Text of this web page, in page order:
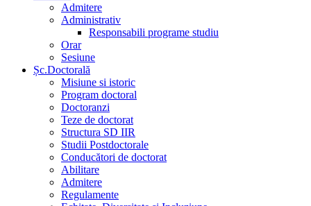
Admitere
Administrativ
Responsabili programe studiu
Orar
Sesiune
Șc.Doctorală
Misiune si istoric
Program doctoral
Doctoranzi
Teze de doctorat
Structura SD IIR
Studii Postdoctorale
Conducători de doctorat
Abilitare
Admitere
Regulamente